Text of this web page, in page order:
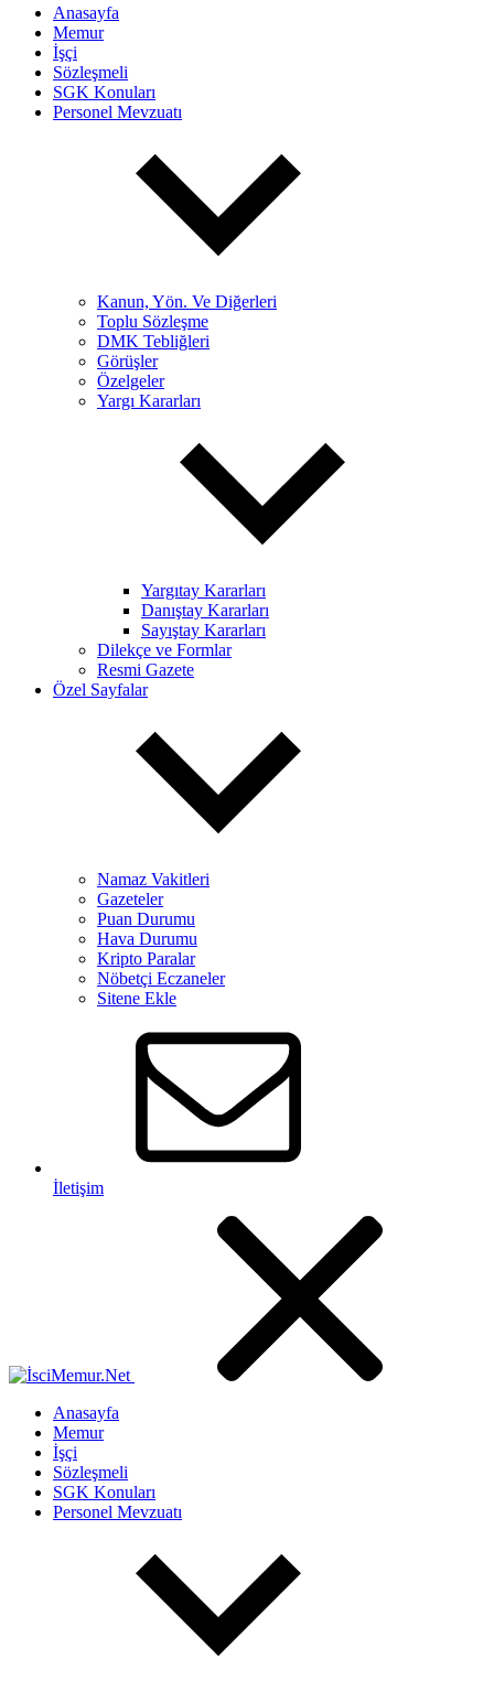
Anasayfa
Memur
İşçi
Sözleşmeli
SGK Konuları
Personel Mevzuatı
Kanun, Yön. Ve Diğerleri
Toplu Sözleşme
DMK Tebliğleri
Görüşler
Özelgeler
Yargı Kararları
Yargıtay Kararları
Danıştay Kararları
Sayıştay Kararları
Dilekçe ve Formlar
Resmi Gazete
Özel Sayfalar
Namaz Vakitleri
Gazeteler
Puan Durumu
Hava Durumu
Kripto Paralar
Nöbetçi Eczaneler
Sitene Ekle
İletişim
Anasayfa
Memur
İşçi
Sözleşmeli
SGK Konuları
Personel Mevzuatı